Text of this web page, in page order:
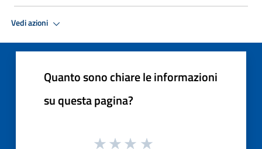
Vedi azioni
Quanto sono chiare le informazioni
su questa pagina?